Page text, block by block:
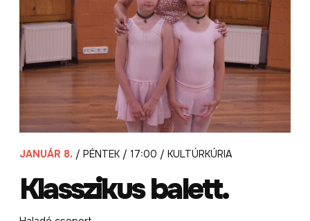
JANUÁR 8. / PÉNTEK / 17:00 / KULTÚRKÚRIA
Klasszikus balett.